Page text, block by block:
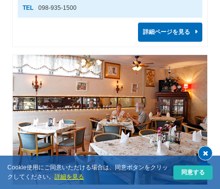
TEL
098-935-1500
詳細ページを見る
Cookie使用にご同意いただける場合は、同意ボタンをクリッ
クしてください。 詳細を見る
同意する